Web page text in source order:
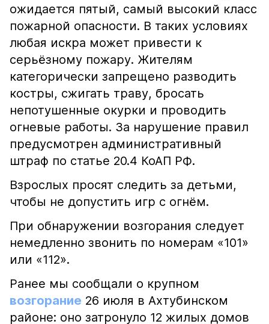
ожидается пятый, самый высокий класс
пожарной опасности. В таких условиях
любая искра может привести к
серьёзному пожару. Жителям
категорически запрещено разводить
костры, сжигать траву, бросать
непотушенные окурки и проводить
огневые работы. За нарушение правил
предусмотрен административный
штраф по статье 20.4 КоАП РФ.
Взрослых просят следить за детьми,
чтобы не допустить игр с огнём.
При обнаружении возгорания следует
немедленно звонить по номерам «101»
или «112».
Ранее мы сообщали о крупном
возгорание 26 июля в Ахтубинском
районе: оно затронуло 12 жилых домов